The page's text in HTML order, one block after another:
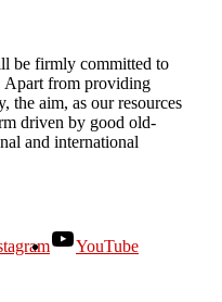
be firmly committed to
Apart from providing
the aim, as our resources
driven by good old-
and international
YouTube